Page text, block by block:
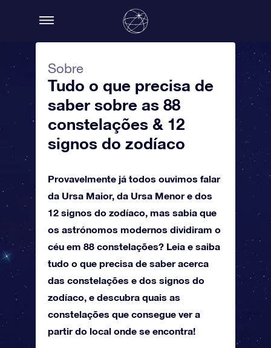
Sobre
Tudo o que precisa de
saber sobre as 88
constelações & 12
signos do zodíaco
Provavelmente já todos ouvimos falar
da Ursa Maior, da Ursa Menor e dos
12 signos do zodíaco, mas sabia que
os astrónomos modernos dividiram o
céu em 88 constelações? Leia e saiba
tudo o que precisa de saber acerca
das constelações e dos signos do
zodíaco, e descubra quais as
constelações que consegue ver a
partir do local onde se encontra!